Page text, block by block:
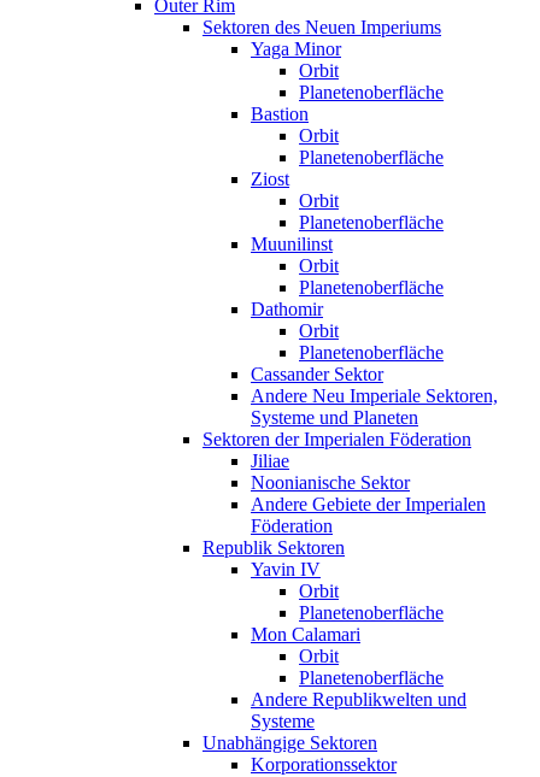
Outer Rim
Sektoren des Neuen Imperiums
Yaga Minor
Orbit
Planetenoberfläche
Bastion
Orbit
Planetenoberfläche
Ziost
Orbit
Planetenoberfläche
Muunilinst
Orbit
Planetenoberfläche
Dathomir
Orbit
Planetenoberfläche
Cassander Sektor
Andere Neu Imperiale Sektoren,
Systeme und Planeten
Sektoren der Imperialen Föderation
Jiliae
Noonianische Sektor
Andere Gebiete der Imperialen
Föderation
Republik Sektoren
Yavin IV
Orbit
Planetenoberfläche
Mon Calamari
Orbit
Planetenoberfläche
Andere Republikwelten und
Systeme
Unabhängige Sektoren
Korporationssektor